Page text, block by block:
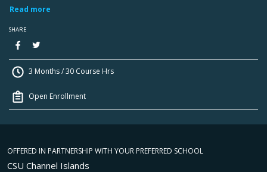
Read more
SHARE
3 Months / 30 Course Hrs
Open Enrollment
OFFERED IN PARTNERSHIP WITH YOUR PREFERRED SCHOOL
CSU Channel Islands